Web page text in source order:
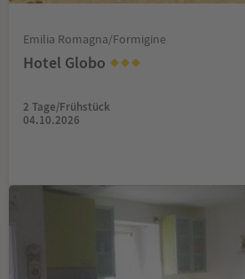
Emilia Romagna/Formigine
Hotel Globo
2 Tage/Frühstück
04.10.2026